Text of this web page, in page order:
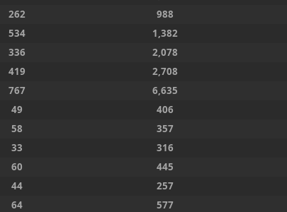
262 988
534 1,382
336 2,078
419 2,708
767 6,635
49 406
58 357
33 316
60 445
44 257
64 577